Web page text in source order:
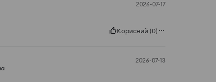
2026-07-17
Корисний (0)
2026-07-13